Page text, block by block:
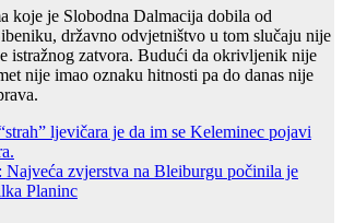
koje je Slobodna Dalmacija dobila od
državno odvjetništvo u tom slučaju nije
istražnog zatvora. Budući da okrivljenik nije
nije imao oznaku hitnosti pa do danas nije
ljevičara je da im se Keleminec pojavi
Najveća zvjerstva na Bleiburgu počinila je
Planinc